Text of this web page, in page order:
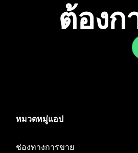
ต้องก
หมวดหมู่แอป
ช่องทางการขาย